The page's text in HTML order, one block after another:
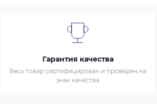
Гарантия качества
Весь товар сертифицирован и проверен на
знак качества